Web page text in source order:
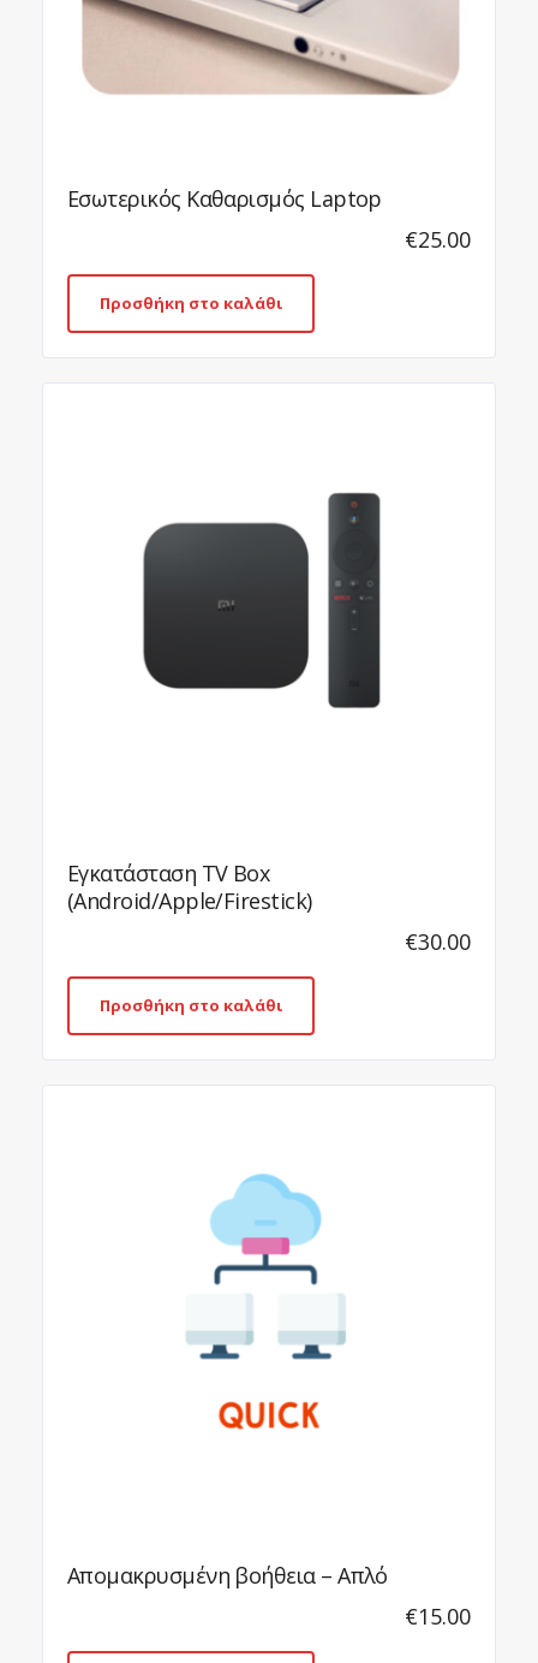
Εσωτερικός Καθαρισμός Laptop
€25.00
Προσθήκη στο καλάθι
Εγκατάσταση TV Box
(Android/Apple/Firestick)
€30.00
Προσθήκη στο καλάθι
Απομακρυσμένη βοήθεια – Απλό
€15.00